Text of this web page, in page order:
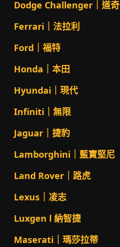
Dodge Challenger｜道奇
Ferrari｜法拉利
Ford｜福特
Honda｜本田
Hyundai｜現代
Infiniti｜無限
Jaguar｜捷豹
Lamborghini｜藍寶堅尼
Land Rover｜路虎
Lexus｜凌志
Luxgen l 納智捷
Maserati｜瑪莎拉蒂